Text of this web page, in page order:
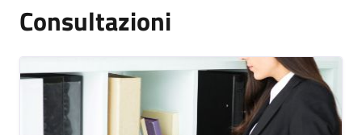
Consultazioni